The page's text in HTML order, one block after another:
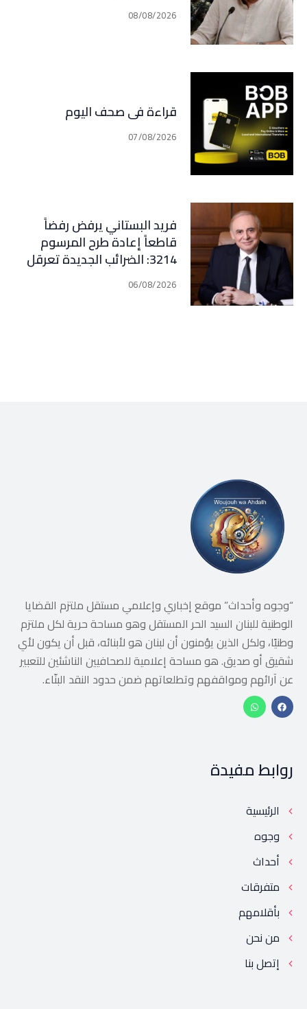
08/08/2026
قراءة في صحف اليوم
07/08/2026
فريد البستاني يرفض رفضاً
قاطعاً إعادة طرح المرسوم
3214: الضرائب الجديدة تعرقل
التعافي الاقتصادي وتناقض
مبدأ الشراكة
06/08/2026
“وجوه وأحداث” موقع إخباري وإعلامي مستقل ملتزم القضايا
الوطنية للبنان السيد الحر المستقل وهو مساحة حرية لكل ملتزم
وطنيًا، ولكل الذين يؤمنون أن لبنان هو لأبنائه، قبل أن يكون لأي
شقيق أو صديق. هو مساحة إعلامية للصحافيين الناشئين للتعبير
عن آرائهم ومواقفهم وتطلعاتهم ضمن حدود النقد البنّاء.
روابط مفيدة
الرئيسية
وجوه
أحداث
متفرقات
بأقلامهم
من نحن
إتصل بنا